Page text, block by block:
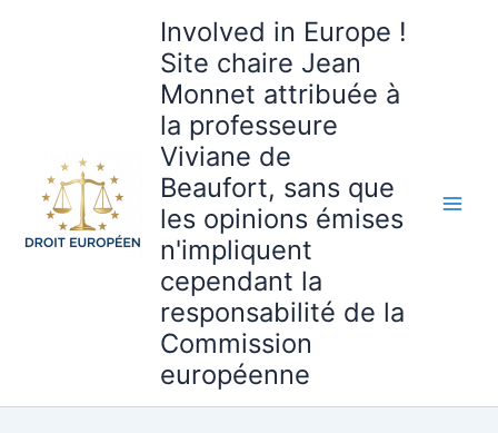
Involved in Europe !
Site chaire Jean
Monnet attribuée à
la professeure
Viviane de
Beaufort, sans que
les opinions émises
n'impliquent
cependant la
responsabilité de la
Commission
européenne